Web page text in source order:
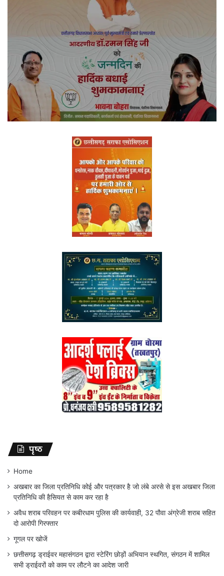
पृष्ठ
Home
अखबार का जिला प्रतिनिधि कोई और पत्रकार है जो लंबे अरसे से इस अखबार जिला
प्रतिनिधि की हैसियत से काम कर रहा है
अवैध शराब परिवहन पर कबीरधाम पुलिस की कार्यवाही, 32 पौवा अंग्रेजी शराब सहित
दो आरोपी गिरफ्तार
गूगल पर खोजें
छत्तीसगढ़ ड्राईवर महासंगठन द्वारा स्टेरिंग छोड़ों अभियान स्थगित, संगठन में शामिल
सभी ड्राईवरों को काम पर लौटने का आदेश जारी